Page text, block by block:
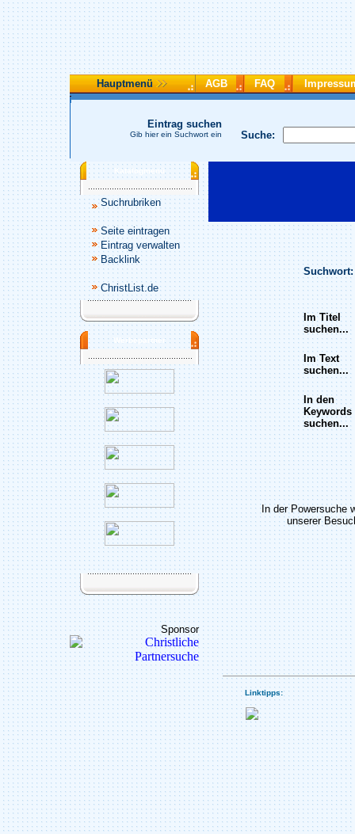
Hauptmenü AGB FAQ
Suche:
Eintrag suchen
Gib hier ein Suchwort ein
Katalogmenü
Suchrubriken
Seite eintragen
Eintrag verwalten
Backlink
ChristList.de
Werbepartner
Sponsor
Suchwort:
Im Titel
suchen...
Im Text
suchen...
In den
Keywords
suchen...
In der Powersuche
unserer
Linktipps: